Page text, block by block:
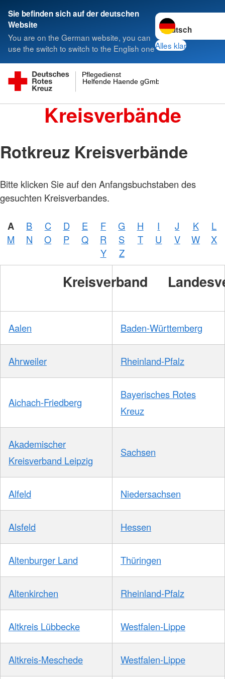
Sie befinden sich auf der deutschen
Website
You are on the German website, you can
use the switch to switch to the English one
Sprache wechseln
Alles klar
Helfende Haende gGmbH
Pflegedienst
Kreisverbände
Rotkreuz Kreisverbände
Bitte klicken Sie auf den Anfangsbuchstaben des
gesuchten Kreisverbandes.
A B C D E F G H I J K
L
M
N O P Q R S T U V W
X
Y
Z
Kreisverband
Aalen Baden-Württemberg
Ahrweiler Rheinland-Pfalz
Aichach-Friedberg
Bayerisches Rotes
Kreuz
Akademischer
Kreisverband Leipzig
Sachsen
Alfeld Niedersachsen
Alsfeld Hessen
Altenburger Land Thüringen
Altenkirchen Rheinland-Pfalz
Altkreis Lübbecke Westfalen-Lippe
Altkreis-Meschede Westfalen-Lippe